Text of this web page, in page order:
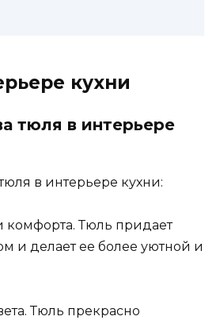
кухни
тюля в интерьере
комфорта. Тюль придает
и делает ее более уютной и
Тюль прекрасно